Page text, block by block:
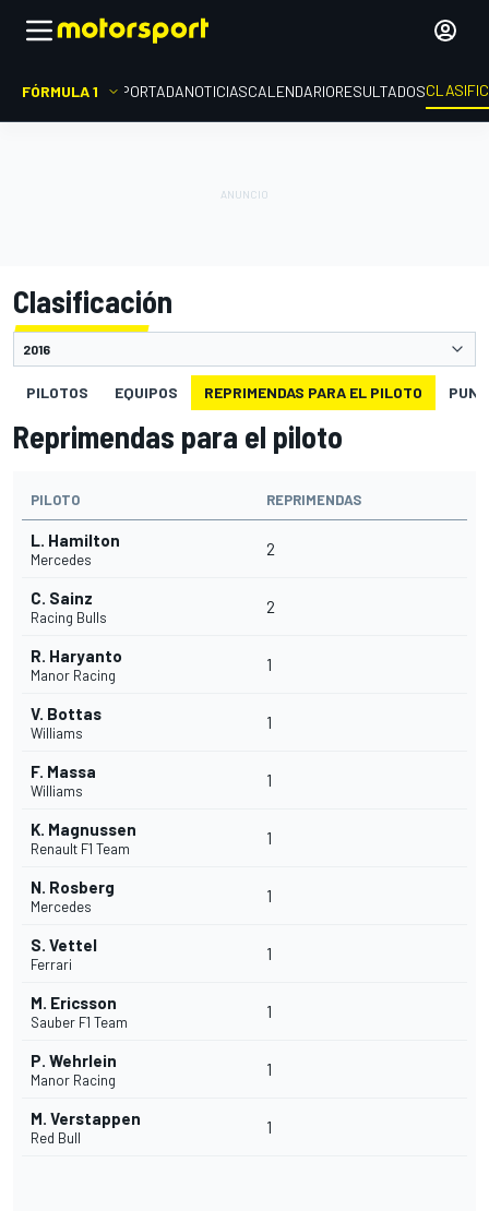
FÓRMULA 1 PORTADANOTICIASCALENDARIORESULTADOS
Clasificación
PILOTOS EQUIPOS REPRIMENDAS PARA EL PILOTO
Reprimendas para el piloto
PILOTO REPRIMENDAS
L. Hamilton
Mercedes
2
C. Sainz
Racing Bulls
2
R. Haryanto
Manor Racing
1
V. Bottas
Williams
1
F. Massa
Williams
1
K. Magnussen
Renault F1 Team
1
N. Rosberg
Mercedes
1
S. Vettel
Ferrari
1
M. Ericsson
Sauber F1 Team
1
P. Wehrlein
Manor Racing
1
M. Verstappen
Red Bull
1